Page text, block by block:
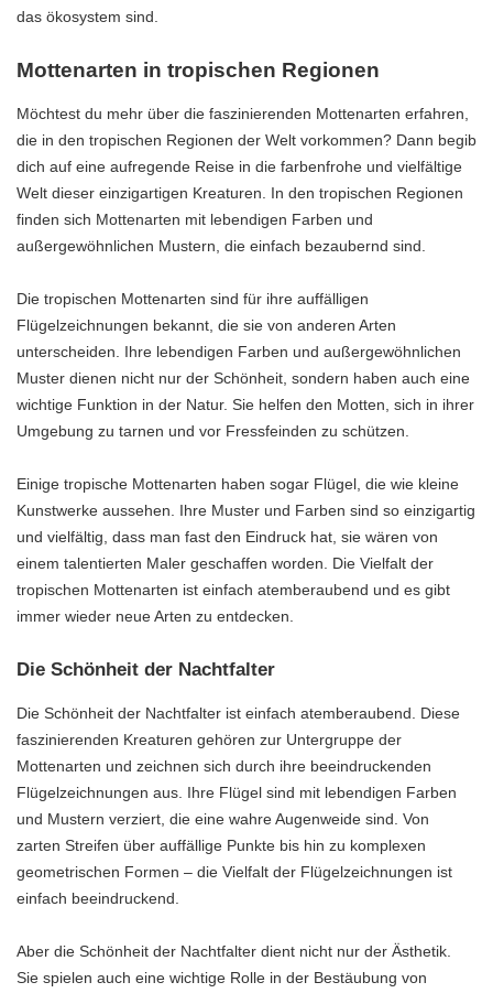
das ökosystem sind.
Mottenarten in tropischen Regionen
Möchtest du mehr über die faszinierenden Mottenarten erfahren,
die in den tropischen Regionen der Welt vorkommen? Dann begib
dich auf eine aufregende Reise in die farbenfrohe und vielfältige
Welt dieser einzigartigen Kreaturen. In den tropischen Regionen
finden sich Mottenarten mit lebendigen Farben und
außergewöhnlichen Mustern, die einfach bezaubernd sind.
Die tropischen Mottenarten sind für ihre auffälligen
Flügelzeichnungen bekannt, die sie von anderen Arten
unterscheiden. Ihre lebendigen Farben und außergewöhnlichen
Muster dienen nicht nur der Schönheit, sondern haben auch eine
wichtige Funktion in der Natur. Sie helfen den Motten, sich in ihrer
Umgebung zu tarnen und vor Fressfeinden zu schützen.
Einige tropische Mottenarten haben sogar Flügel, die wie kleine
Kunstwerke aussehen. Ihre Muster und Farben sind so einzigartig
und vielfältig, dass man fast den Eindruck hat, sie wären von
einem talentierten Maler geschaffen worden. Die Vielfalt der
tropischen Mottenarten ist einfach atemberaubend und es gibt
immer wieder neue Arten zu entdecken.
Die Schönheit der Nachtfalter
Die Schönheit der Nachtfalter ist einfach atemberaubend. Diese
faszinierenden Kreaturen gehören zur Untergruppe der
Mottenarten und zeichnen sich durch ihre beeindruckenden
Flügelzeichnungen aus. Ihre Flügel sind mit lebendigen Farben
und Mustern verziert, die eine wahre Augenweide sind. Von
zarten Streifen über auffällige Punkte bis hin zu komplexen
geometrischen Formen – die Vielfalt der Flügelzeichnungen ist
einfach beeindruckend.
Aber die Schönheit der Nachtfalter dient nicht nur der Ästhetik.
Sie spielen auch eine wichtige Rolle in der Bestäubung von